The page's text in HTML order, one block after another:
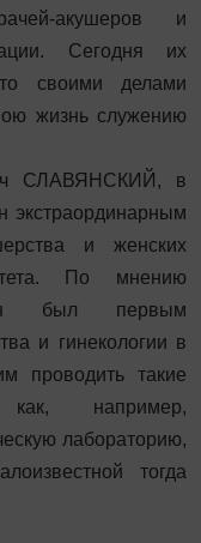
акушеров и
Сегодня их
своими делами
жизнь служению
СЛАВЯНСКИЙ, в
экстраординарным
и женских
По мнению
был первым
и гинекологии в
проводить такие
как, например,
лабораторию,
тогда